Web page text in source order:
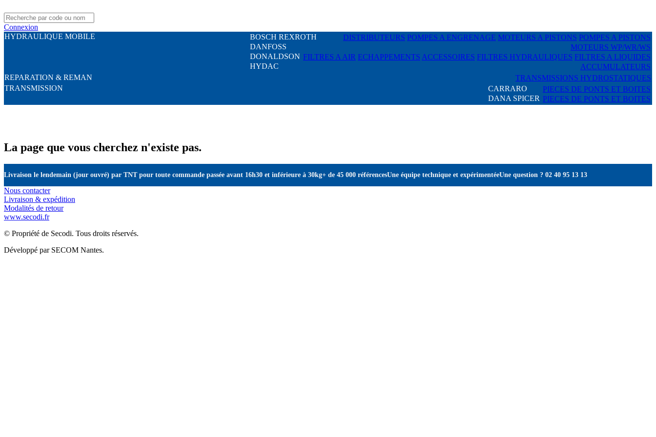
Connexion
HYDRAULIQUE MOBILE
BOSCH REXROTH DISTRIBUTEURS POMPES A ENGRENAGE MOTEURS A PISTONS POMPES A PISTONS
DANFOSS
MOTEURS WP/WR/WS
DONALDSON FILTRES A AIR ECHAPPEMENTS ACCESSOIRES FILTRES HYDRAULIQUES FILTRES A LIQUIDES
HYDAC
ACCUMULATEURS
REPARATION & REMAN
TRANSMISSIONS HYDROSTATIQUES
TRANSMISSION
CARRARO
PIECES DE PONTS ET BOITES
DANA SPICER PIECES DE PONTS ET BOITES
La page que vous cherchez n'existe pas.
Livraison le lendemain (jour ouvré) par TNT pour toute commande passée avant 16h30 et inférieure à 30kg+ de 45 000 référencesUne équipe technique et expérimentéeUne question ? 02 40 95 13 13
Nous contacter
Livraison & expédition
Modalités de retour
www.secodi.fr
© Propriété de Secodi. Tous droits réservés.
Développé par SECOM Nantes.